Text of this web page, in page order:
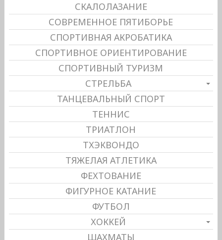
СКАЛОЛАЗАНИЕ
СОВРЕМЕННОЕ ПЯТИБОРЬЕ
СПОРТИВНАЯ АКРОБАТИКА
СПОРТИВНОЕ ОРИЕНТИРОВАНИЕ
СПОРТИВНЫЙ ТУРИЗМ
СТРЕЛЬБА
ТАНЦЕВАЛЬНЫЙ СПОРТ
ТЕННИС
ТРИАТЛОН
ТХЭКВОНДО
ТЯЖЕЛАЯ АТЛЕТИКА
ФЕХТОВАНИЕ
ФИГУРНОЕ КАТАНИЕ
ФУТБОЛ
ХОККЕЙ
ШАХМАТЫ